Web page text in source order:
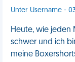
Unter Username -
Heute, wie jeden
schwer und ich
meine